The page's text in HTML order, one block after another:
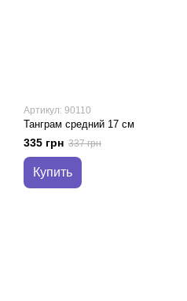
Артикул: 90110
Танграм средний 17 см
335 грн 337 грн
Купить